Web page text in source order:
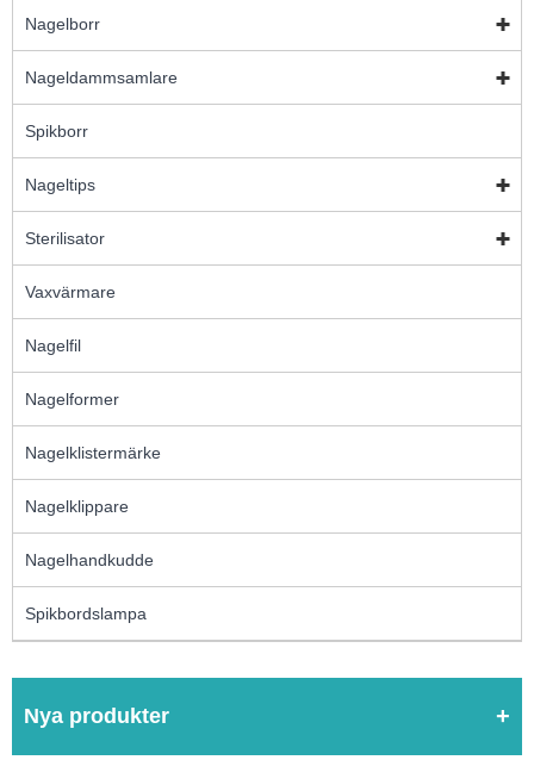
Nagelborr
Nageldammsamlare
Spikborr
Nageltips
Sterilisator
Vaxvärmare
Nagelfil
Nagelformer
Nagelklistermärke
Nagelklippare
Nagelhandkudde
Spikbordslampa
Nya produkter